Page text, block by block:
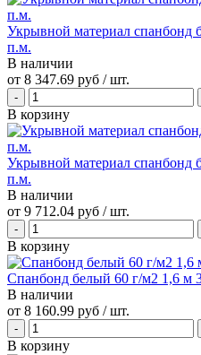
Укрывной материал
п.м.
В наличии
от 8 347.69 руб / шт.
В корзину
Укрывной материал
п.м.
В наличии
от 9 712.04 руб / шт.
В корзину
Спанбонд белый 60 г/м2 1,6 м
В наличии
от 8 160.99 руб / шт.
В корзину